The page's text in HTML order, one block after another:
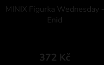
MINIX Figurka Wednesday -
Enid
372 Kč